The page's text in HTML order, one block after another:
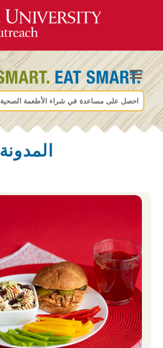
احصل على مساعدة في شراء الأطعمة الصحية
المدونة